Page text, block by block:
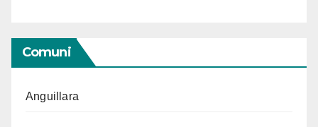
Comuni
Anguillara